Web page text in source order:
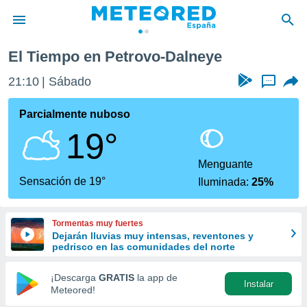
de
por
se
calidad.
a este
las
y
forma
digital
basada
El Tiempo en Petrovo-Dalneye
21:10 Sábado ...
Parcialmente nuboso
19°
Sensación de 19°
Menguante
Iluminada:25%
Tormentas muy fuertes
Dejarán lluvias muy intensas, reventones y
pedrisco en las comunidades del norte
¡Descarga GRATIS la app de
Meteored!
Instalar